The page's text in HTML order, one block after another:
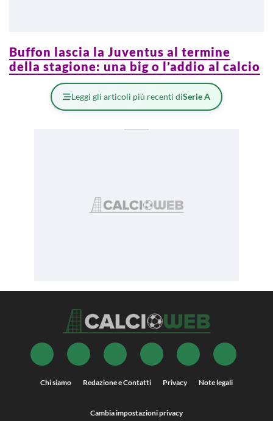
Buffon lascia la Juventus al termine
della stagione: una big o l’addio al calcio
Leggi gli articoli più recenti diSerie A
Chi siamo Redazione e Contatti Privacy Note legali
Cambia impostazioni privacy